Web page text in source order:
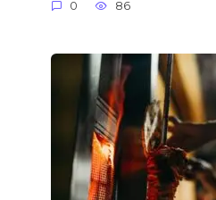
0 86